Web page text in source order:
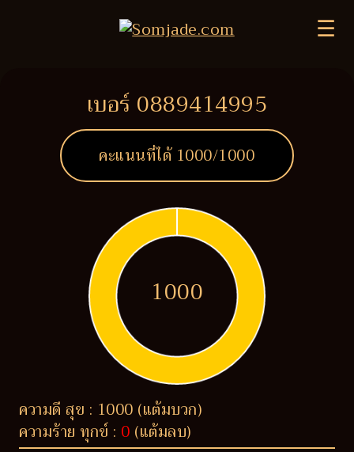
☰
เบอร์ 0889414995
คะแนนที่ได้ 1000/1000
1000
ความดี สุข : 1000 (แต้มบวก)
ความร้าย ทุกข์ : 0 (แต้มลบ)